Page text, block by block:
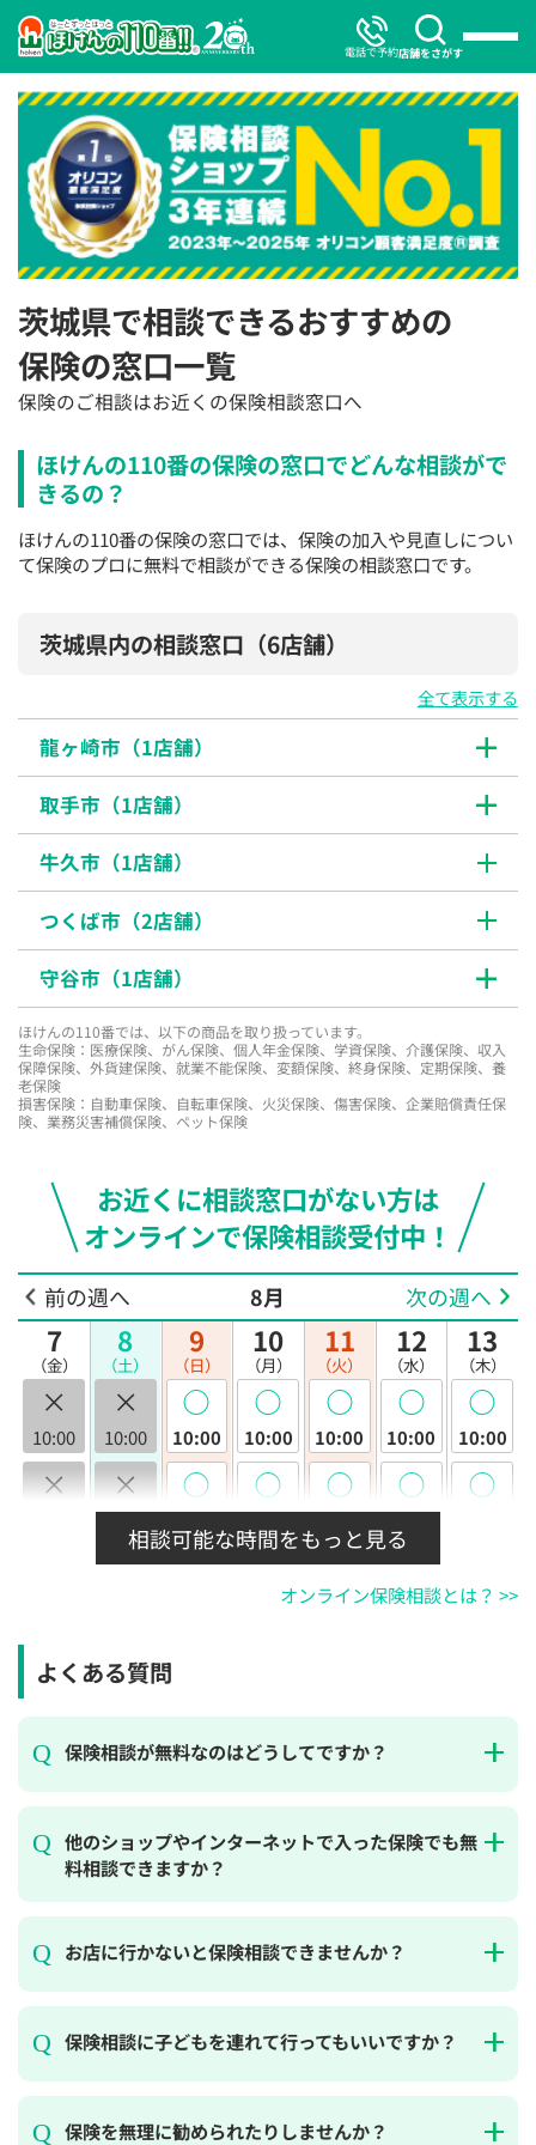
電話で予約店舗をさがす
茨城県で相談できるおすすめの
保険の窓口一覧
保険のご相談はお近くの保険相談窓口へ
茨城県内の相談窓口 （6店舗）
ほけんの110番では、以下の商品を取り扱っています。
生命保険：医療保険、がん保険、個人年金保険、学資保険、介護保険、収入
保障保険、外貨建保険、就業不能保険、変額保険、終身保険、定期保険、養
老保険
損害保険：自動車保険、自転車保険、火災保険、傷害保険、企業賠償責任保
険、業務災害補償保険、ペット保険
ほけんの110番の保険の窓口でどんな相談がで
きるの？
ほけんの110番の保険の窓口では、保険の加入や見直しについ
て保険のプロに無料で相談ができる保険の相談窓口です。
全て表示する
龍ヶ崎市（1店舗）
取手市（1店舗）
牛久市（1店舗）
つくば市（2店舗）
守谷市（1店舗）
お近くに相談窓口がない方は
オンラインで保険相談受付中！
前の週へ 8月 次の週へ
7
（金）
×
10:00
×
11:30
12:00
×
12:30
×
14:00
8
（土）
×
10:00
×
10:30
×
11:30
12:00
×
12:30
◯
◯
14:00
9
（日）
◯
10:00
◯
10:30
◯
12:00
◯
12:30
◯
◯
14:00
10
（月）
◯
10:00
◯
10:30
◯
11:00
12:00
◯
12:30
◯
◯
14:00
11
（火）
◯
10:00
◯
10:30
◯
11:00
12:00
◯
12:30
◯
◯
14:00
12
（水）
◯
10:00
◯
10:30
◯
11:00
◯
12:30
◯
◯
14:00
13
（木）
◯
10:00
◯
11:00
12:00
◯
12:30
◯
◯
14:00
相談可能な時間をもっと見る
オンライン保険相談とは？ >>
よくある質問
保険相談が無料なのはどうしてですか？
他のショップやインターネットで入った保険でも無
料相談できますか？
お店に行かないと保険相談できませんか？
保険相談に子どもを連れて行ってもいいですか？
保険を無理に勧められたりしませんか？